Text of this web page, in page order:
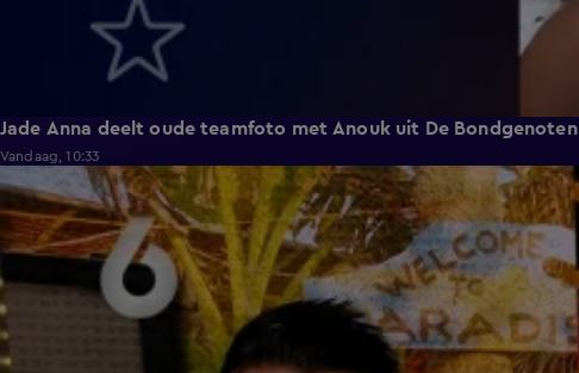
Jade Anna deelt oude teamfoto met Anouk uit De Bondgenoten
Vandaag, 10:33
3:12